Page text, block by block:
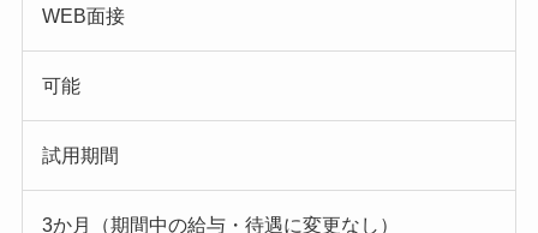
WEB面接
可能
試用期間
3か月（期間中の給与・待遇に変更なし）